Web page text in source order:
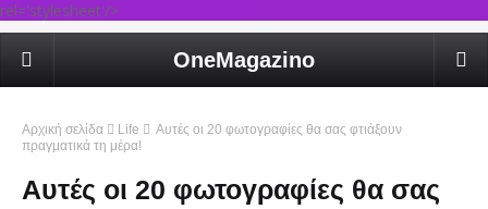
rel='stylesheet'/>
OneMagazino
Αρχική σελίδα Life
Αυτές οι 20 φωτογραφίες θα σας φτιάξουν
πραγματικά τη μέρα!
Αυτές οι 20 φωτογραφίες θα σας